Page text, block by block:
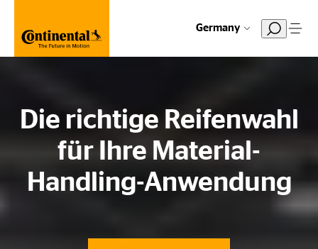
Germany
Die richtige Reifenwahl
für Ihre Material-
Handling-Anwendung